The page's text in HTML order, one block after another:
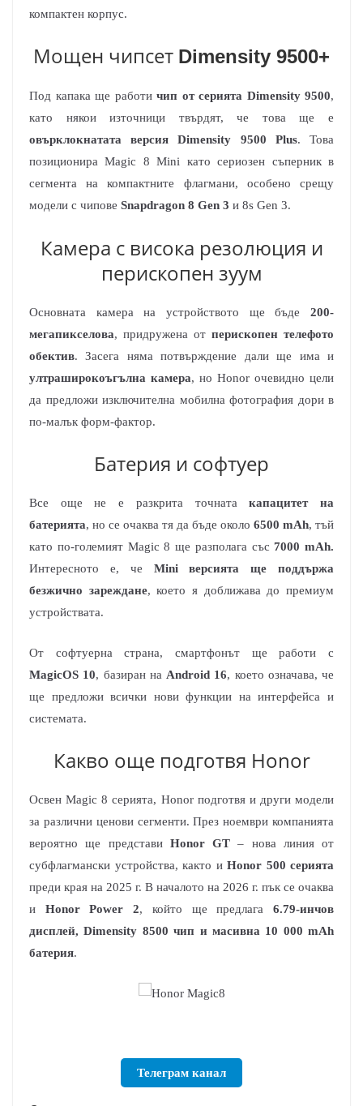
компактен корпус.
Мощен чипсет Dimensity 9500+
Под капака ще работи чип от серията Dimensity 9500,
като някои източници твърдят, че това ще е
овърклокнатата версия Dimensity 9500 Plus. Това
позиционира Magic 8 Mini като сериозен съперник в
сегмента на компактните флагмани, особено срещу
модели с чипове Snapdragon 8 Gen 3 и 8s Gen 3.
Камера с висока резолюция и
перископен зуум
Основната камера на устройството ще бъде 200-
мегапикселова, придружена от перископен телефото
обектив. Засега няма потвърждение дали ще има и
ултраширокоъгълна камера, но Honor очевидно цели
да предложи изключителна мобилна фотография дори в
по-малък форм-фактор.
Батерия и софтуер
Все още не е разкрита точнатакапацитет на
батерията, но се очаква тя да бъде около 6500 mAh, тъй
като по-големият Magic 8 ще разполага със7000 mAh.
Интересното е, че Mini версията ще поддържа
безжично зареждане, което я доближава до премиум
устройствата.
От софтуерна страна, смартфонът ще работи с
MagicOS 10, базиран на Android 16, което означава, че
ще предложи всички нови функции на интерфейса и
системата.
Какво още подготвя Honor
Освен Magic 8 серията, Honor подготвя и други модели
за различни ценови сегменти. През ноември компанията
вероятно ще представи Honor GT – нова линия от
субфлагмански устройства, както и Honor 500 серията
преди края на 2025 г. В началото на 2026 г. пък се очаква
и Honor Power 2, който ще предлага6.79-инчов
дисплей, Dimensity 8500 чип и масивна 10 000 mAh
батерия.
Телеграм канал